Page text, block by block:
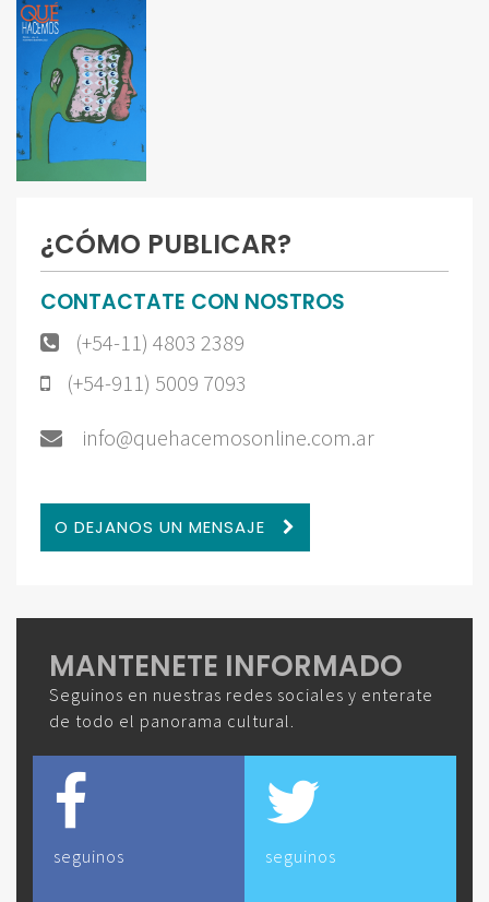
¿CÓMO PUBLICAR?
CONTACTATE CON NOSTROS
(+54-11) 4803 2389
(+54-911) 5009 7093
info@quehacemosonline.com.ar
O DEJANOS UN MENSAJE
MANTENETE INFORMADO
Seguinos en nuestras redes sociales y enterate
de todo el panorama cultural.
seguinos seguinos